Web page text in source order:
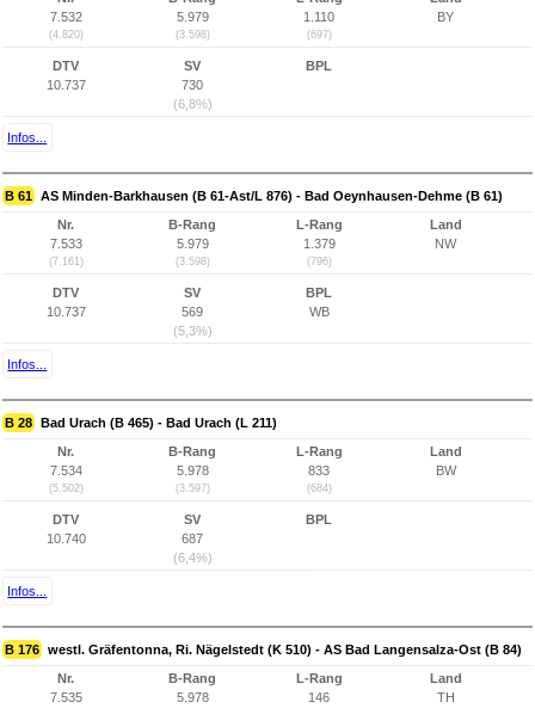
7.532
(4.820)
5.979
(3.598)
1.110
(697)
BY
DTV
10.737
SV
730
(6,8%)
BPL
Infos...
B 61 AS Minden-Barkhausen (B 61-Ast/L 876) - Bad Oeynhausen-Dehme (B 61)
Nr.
7.533
(7.161)
B-Rang
5.979
(3.598)
L-Rang
1.379
(796)
Land
NW
DTV
10.737
SV
569
(5,3%)
BPL
WB
Infos...
B 28 Bad Urach (B 465) - Bad Urach (L 211)
Nr.
7.534
(5.502)
B-Rang
5.978
(3.597)
L-Rang
833
(684)
Land
BW
DTV
10.740
SV
687
(6,4%)
BPL
Infos...
B 176 westl. Gräfentonna, Ri. Nägelstedt (K 510) - AS Bad Langensalza-Ost (B 84)
Nr.
7.535
B-Rang
5.978
L-Rang
146
Land
TH